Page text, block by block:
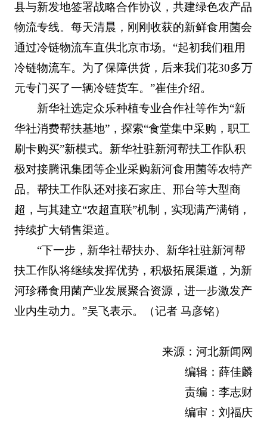
县与新发地签署战略合作协议，共建绿色农产品
物流专线。每天清晨，刚刚收获的新鲜食用菌会
通过冷链物流车直供北京市场。“起初我们租用
冷链物流车。为了保障供货，后来我们花30多万
元专门买了一辆冷链货车。”崔佳介绍。
新华社选定众乐种植专业合作社等作为“新
华社消费帮扶基地”，探索“食堂集中采购，职工
刷卡购买”新模式。新华社驻新河帮扶工作队积
极对接腾讯集团等企业采购新河食用菌等农特产
品。帮扶工作队还对接石家庄、邢台等大型商
超，与其建立“农超直联”机制，实现满产满销，
持续扩大销售渠道。
“下一步，新华社帮扶办、新华社驻新河帮
扶工作队将继续发挥优势，积极拓展渠道，为新
河珍稀食用菌产业发展聚合资源，进一步激发产
业内生动力。”吴飞表示。（记者 马彦铭）
来源：河北新闻网
编辑：薛佳麟
责编：李志财
编审：刘福庆